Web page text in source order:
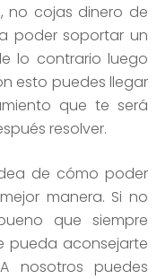
no cojas dinero de
poder soportar un
lo contrario luego
esto puedes llegar
que te será
resolver.
de cómo poder
manera. Si no
que siempre
pueda aconsejarte
nosotros puedes